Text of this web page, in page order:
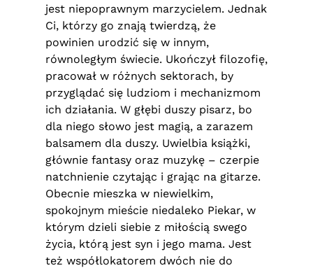
jest niepoprawnym marzycielem. Jednak
Ci, którzy go znają twierdzą, że
powinien urodzić się w innym,
równoległym świecie. Ukończył filozofię,
pracował w różnych sektorach, by
przyglądać się ludziom i mechanizmom
ich działania. W głębi duszy pisarz, bo
dla niego słowo jest magią, a zarazem
balsamem dla duszy. Uwielbia książki,
głównie fantasy oraz muzykę – czerpie
natchnienie czytając i grając na gitarze.
Obecnie mieszka w niewielkim,
spokojnym mieście niedaleko Piekar, w
którym dzieli siebie z miłością swego
życia, którą jest syn i jego mama. Jest
też współlokatorem dwóch nie do